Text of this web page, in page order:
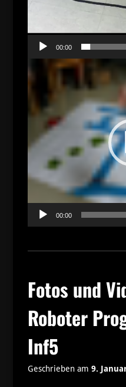
00:00
Player
00:00
Fotos und
Roboter
Inf5
Geschrieben am 9.